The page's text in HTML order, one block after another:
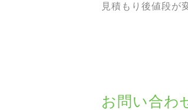
見積もり後値段が
お問い合わ